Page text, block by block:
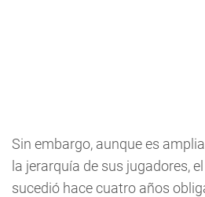
Sin embargo, aunque es
la jerarquía de sus jugadores,
sucedió hace cuatro años